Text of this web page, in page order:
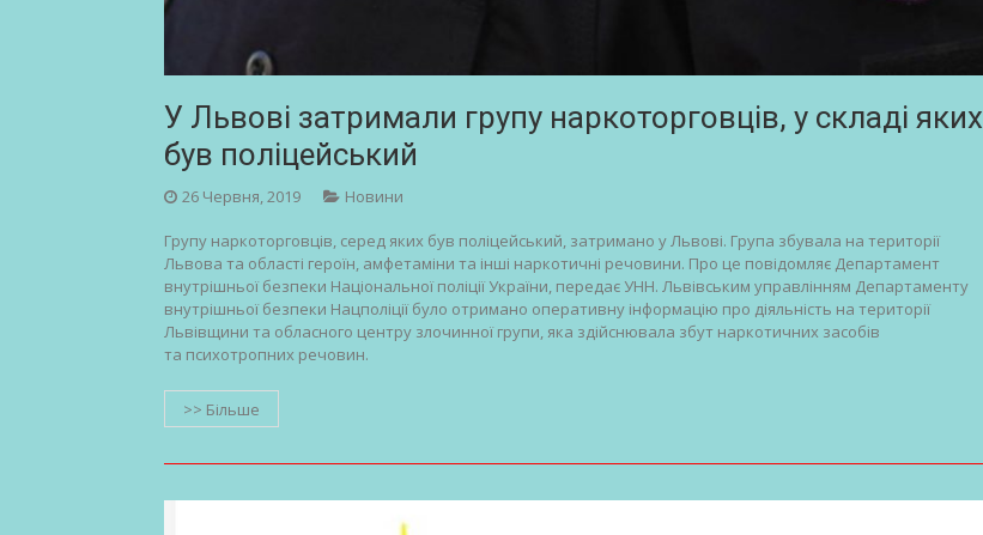
У Львові затримали групу наркоторговців, у складі яких
був поліцейський
26 Червня, 2019 Новини
Групу наркоторговців, серед яких був поліцейський, затримано у Львові. Група збувала на території
Львова та області героїн, амфетаміни та інші наркотичні речовини. Про це повідомляє Департамент
внутрішньої безпеки Національної поліції України, передає УНН. Львівським управлінням Департаменту
внутрішньої безпеки Нацполіції було отримано оперативну інформацію про діяльність на території
Львівщини та обласного центру злочинної групи, яка здійснювала збут наркотичних засобів
та психотропних речовин.
>> Більше